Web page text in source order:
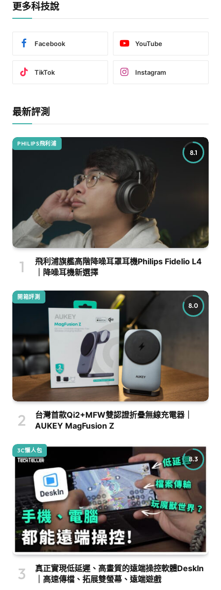
更多科技說
Facebook YouTube
TikTok Instagram
最新評測
8.1
PHILIPS飛利浦
飛利浦旗艦高階降噪耳罩耳機Philips Fidelio L4
｜降噪耳機新選擇
8.0
開箱評測
台灣首款Qi2+MFW雙認證折疊無線充電器｜
AUKEY MagFusion Z
8.3
3C懶人包
真正實現低延遲、高畫質的遠端操控軟體DeskIn
｜高速傳檔、拓展雙螢幕、遠端遊戲